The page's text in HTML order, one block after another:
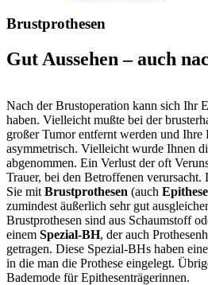
Brustprothesen
Gut Aussehen – auch
Nach der Brustoperation kann sich Ihr
haben. Vielleicht mußte bei der
großer Tumor entfernt werden und Ihre
asymmetrisch. Vielleicht wurde Ihnen
abgenommen. Ein Verlust der oft
Trauer, bei den Betroffenen verursacht.
Sie mit Brustprothesen (auch
zumindest äußerlich sehr gut
Brustprothesen sind aus Schaumstoff
einem Spezial-BH, der auch
getragen. Diese Spezial-BHs haben
in die man die Prothese eingelegt.
Bademode für Epithesenträgerinnen.